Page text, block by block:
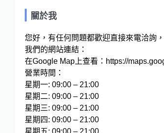
關於我
您好，有任何問題都歡迎直接來電洽詢，
我們的網站連結：
在Google Map上查看：https://
營業時間：
星期一: 09:00 – 21:00
星期二: 09:00 – 21:00
星期三: 09:00 – 21:00
星期四: 09:00 – 21:00
星期五: 09:00 – 21:00